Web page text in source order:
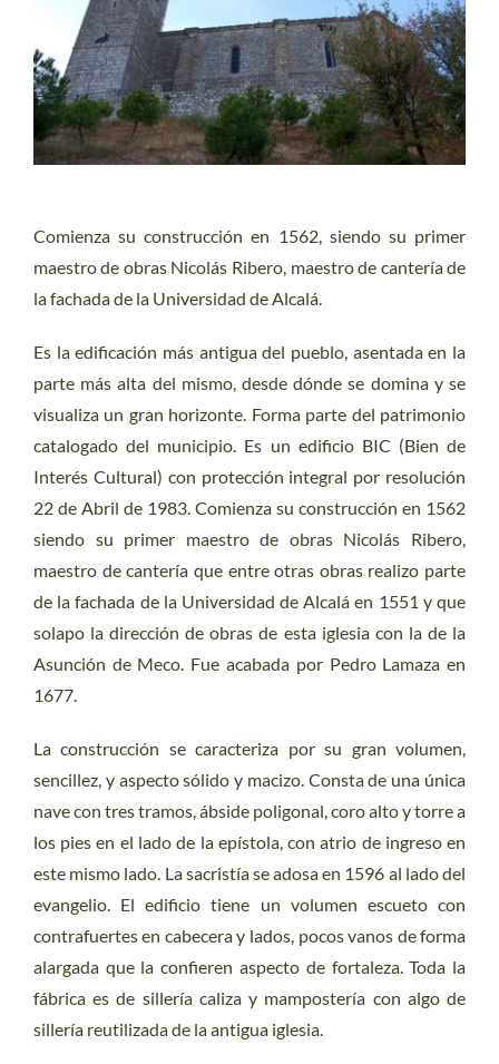
CONTACTO
Comienza su construcción en 1562, siendo su primer
maestro de obras Nicolás Ribero, maestro de cantería de
la fachada de la Universidad de Alcalá.
Es la edificación más antigua del pueblo, asentada en la
parte más alta del mismo, desde dónde se domina y se
visualiza un gran horizonte. Forma parte del patrimonio
catalogado del municipio. Es un edificio BIC (Bien de
Interés Cultural) con protección integral por resolución
22 de Abril de 1983. Comienza su construcción en 1562
siendo su primer maestro de obras Nicolás Ribero,
maestro de cantería que entre otras obras realizo parte
de la fachada de la Universidad de Alcalá en 1551 y que
solapo la dirección de obras de esta iglesia con la de la
Asunción de Meco. Fue acabada por Pedro Lamaza en
1677.
La construcción se caracteriza por su gran volumen,
sencillez, y aspecto sólido y macizo. Consta de una única
nave con tres tramos, ábside poligonal, coro alto y torre a
los pies en el lado de la epístola, con atrio de ingreso en
este mismo lado. La sacristía se adosa en 1596 al lado del
evangelio. El edificio tiene un volumen escueto con
contrafuertes en cabecera y lados, pocos vanos de forma
alargada que la confieren aspecto de fortaleza. Toda la
fábrica es de sillería caliza y mampostería con algo de
sillería reutilizada de la antigua iglesia.